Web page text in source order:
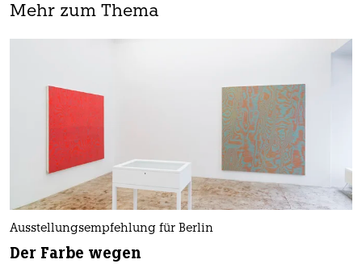
Mehr zum Thema
Ausstellungsempfehlung für Berlin
Der Farbe wegen